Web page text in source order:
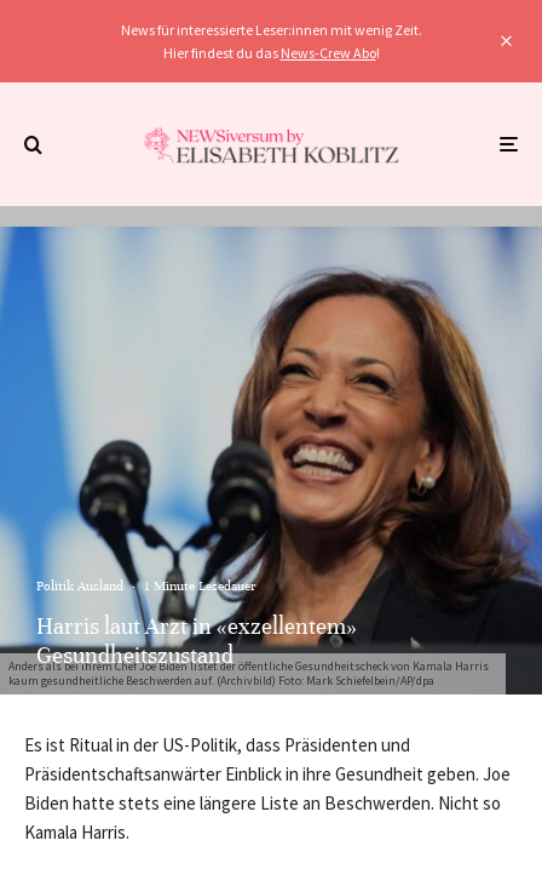
News für interessierte Leser:innen mit wenig Zeit.
Hier findest du das News-Crew Abo!
Anders als bei ihrem Chef Joe Biden listet der öffentliche Gesundheitscheck von Kamala Harris
kaum gesundheitliche Beschwerden auf. (Archivbild) Foto: Mark Schiefelbein/AP/dpa
Politik Ausland · 1 Minute Lesedauer
Harris laut Arzt in «exzellentem»
Gesundheitszustand
Es ist Ritual in der US-Politik, dass Präsidenten und
Präsidentschaftsanwärter Einblick in ihre Gesundheit geben. Joe
Biden hatte stets eine längere Liste an Beschwerden. Nicht so
Kamala Harris.